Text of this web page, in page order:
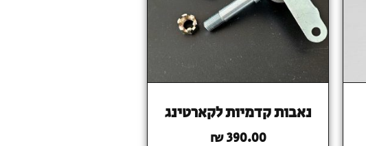
נאבות קדמיות לקארטינג
₪390.00